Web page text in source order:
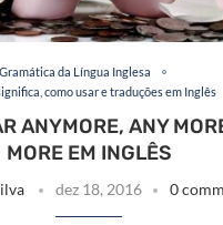
Gramática da Língua Inglesa
como usar e traduções em Inglês
ANYMORE, ANY
MORE EM INGLÊS
dez 18, 2016 0